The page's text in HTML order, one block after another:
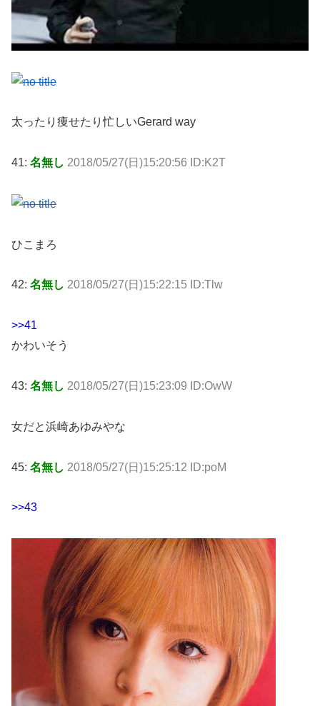
太ったり痩せたり忙しいGerard way
41: 名無し 2018/05/27(日)15:20:56 ID:K2T
ひこまろ
42: 名無し 2018/05/27(日)15:22:15 ID:Tlw
>>41
かわいそう
43: 名無し 2018/05/27(日)15:23:09 ID:OwW
女だと浜崎あゆみやな
45: 名無し 2018/05/27(日)15:25:12 ID:poM
>>43